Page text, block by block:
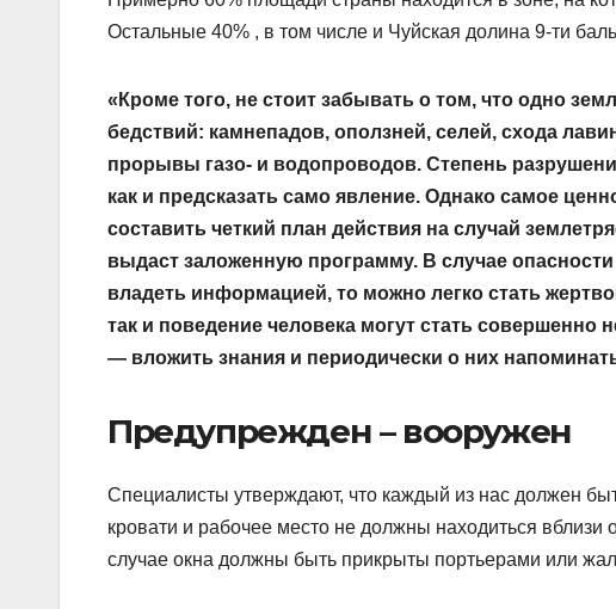
Остальные 40% , в том числе и Чуйская долина 9-ти
«Кроме того, не стоит забывать о том, что одно
бедствий: камнепадов, оползней, селей, схода
прорывы газо- и водопроводов. Степень
как и предсказать само явление. Однако самое
составить четкий план действия на случай
выдаст заложенную программу. В случае
владеть информацией, то можно легко стать
так и поведение человека могут стать
— вложить знания и периодически о них
Предупрежден – вооружен
Специалисты утверждают, что каждый из нас должен
кровати и рабочее место не должны находиться
случае окна должны быть прикрыты портьерами или